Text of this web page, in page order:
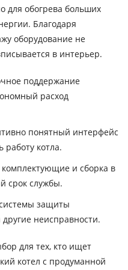
для обогрева больших
Благодаря
оборудование не
в интерьер.
поддержание
расход
понятный интерфейс
работу котла.
и сборка в
срок службы.
защиты
неисправности.
для тех, кто ищет
котел с продуманной